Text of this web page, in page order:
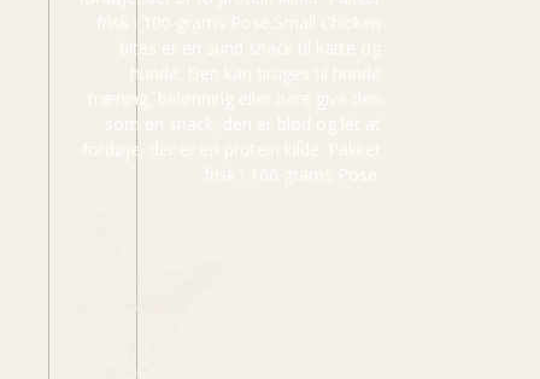
bites er en sund snack til katte og
hunde. Den kan bruges til hunde
træning, belønning eller bare give den
som en snack, den er blød og let at
fordøje, der er en protein kilde. Pakket